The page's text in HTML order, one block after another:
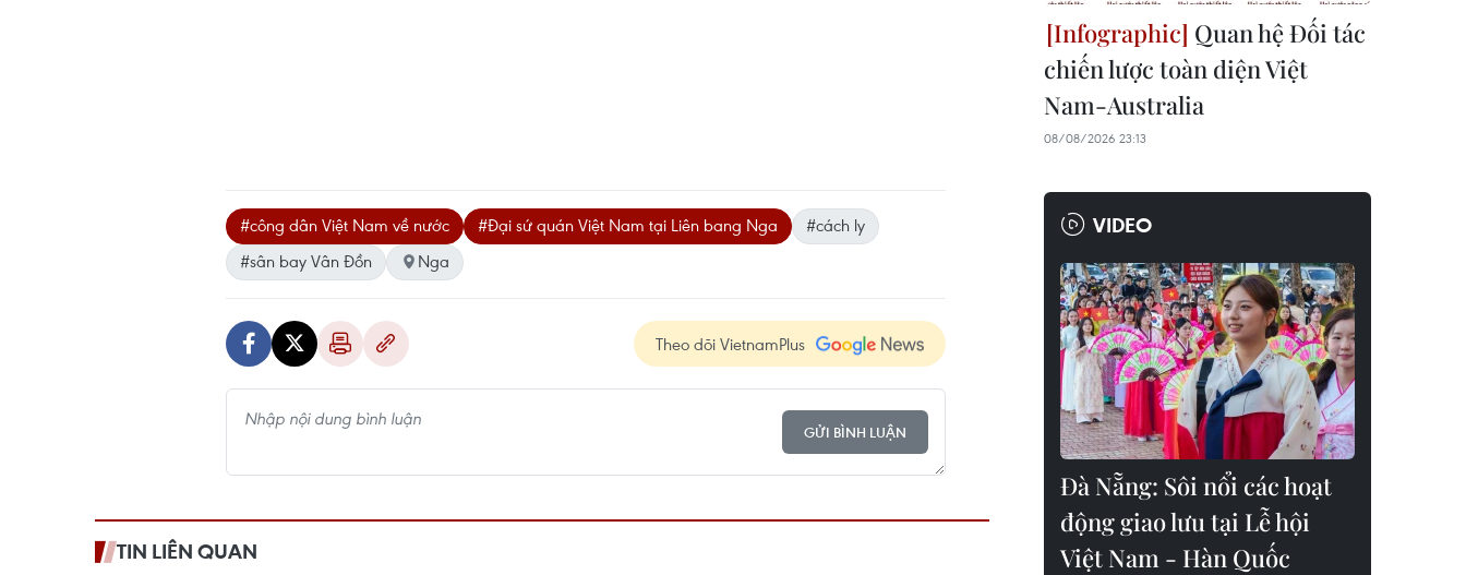
#công dân Việt Nam về nước #Đại sứ quán Việt Nam tại Liên bang Nga
#cách ly
#sân bay Vân Đồn
Nga
Theo dõi VietnamPlus
GỬI BÌNH LUẬN
TIN LIÊN QUAN
Quan hệ Đối tác
chiến lược toàn diện Việt
Nam-Australia
08/08/2026 23:13
VIDEO
Đà Nẵng: Sôi nổi các hoạt
động giao lưu tại Lễ hội
Việt Nam - Hàn Quốc